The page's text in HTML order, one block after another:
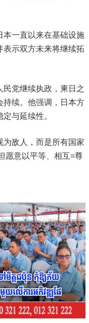
本一直以来在基础设施
表示双方未来将继续拓
党继续执政，柬日之
持续。他强调，日本方
与延续性。
敌人，而是所有国家
愿意以平等、相互=尊